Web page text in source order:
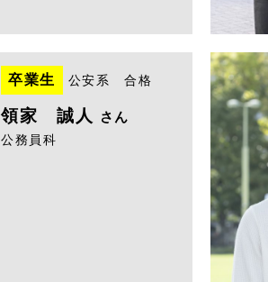
卒業生 公安系 合格
領家 誠人 さん
公務員科